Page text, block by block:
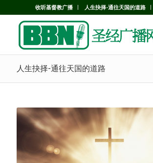
收听基督教广播 人生抉择-通往天国的道路
人生抉择-通往天国的道路